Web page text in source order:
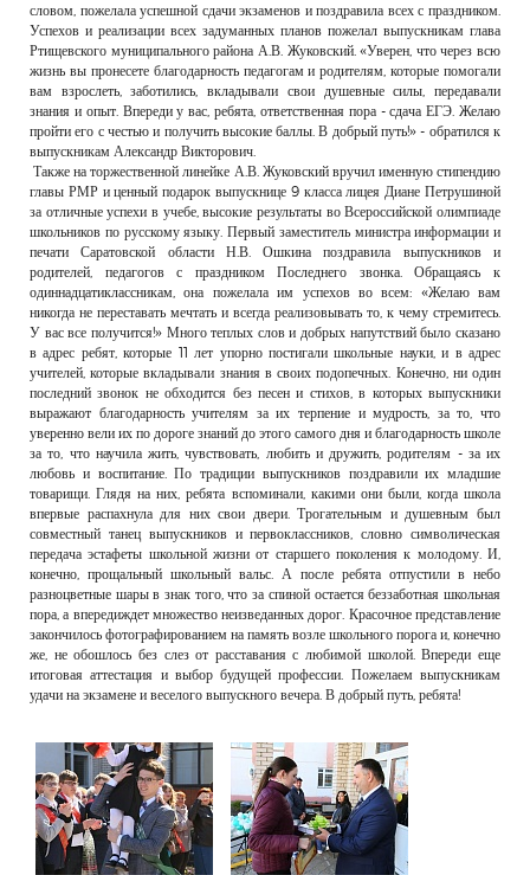
словом, пожелала успешной сдачи экзаменов и поздравила всех с праздником.
Успехов и реализации всех задуманных планов пожелал выпускникам глава
Ртищевского муниципального района А.В. Жуковский. «Уверен, что через всю
жизнь вы пронесете благодарность педагогам и родителям, которые помогали
вам взрослеть, заботились, вкладывали свои душевные силы, передавали
знания и опыт. Впереди у вас, ребята, ответственная пора - сдача ЕГЭ. Желаю
пройти его с честью и получить высокие баллы. В добрый путь!» - обратился к
выпускникам Александр Викторович.
Также на торжественной линейке А.В. Жуковский вручил именную стипендию
главы РМР и ценный подарок выпускнице 9 класса лицея Диане Петрушиной
за отличные успехи в учебе, высокие результаты во Всероссийской олимпиаде
школьников по русскому языку. Первый заместитель министра информации и
печати Саратовской области Н.В. Ошкина поздравила выпускников и
родителей, педагогов с праздником Последнего звонка. Обращаясь к
одиннадцатиклассникам, она пожелала им успехов во всем: «Желаю вам
никогда не переставать мечтать и всегда реализовывать то, к чему стремитесь.
У вас все получится!» Много теплых слов и добрых напутствий было сказано
в адрес ребят, которые 11 лет упорно постигали школьные науки, и в адрес
учителей, которые вкладывали знания в своих подопечных. Конечно, ни один
последний звонок не обходится без песен и стихов, в которых выпускники
выражают благодарность учителям за их терпение и мудрость, за то, что
уверенно вели их по дороге знаний до этого самого дня и благодарность школе
за то, что научила жить, чувствовать, любить и дружить, родителям - за их
любовь и воспитание. По традиции выпускников поздравили их младшие
товарищи. Глядя на них, ребята вспоминали, какими они были, когда школа
впервые распахнула для них свои двери. Трогательным и душевным был
совместный танец выпускников и первоклассников, словно символическая
передача эстафеты школьной жизни от старшего поколения к молодому. И,
конечно, прощальный школьный вальс. А после ребята отпустили в небо
разноцветные шары в знак того, что за спиной остается беззаботная школьная
пора, а впередиждет множество неизведанных дорог. Красочное представление
закончилось фотографированием на память возле школьного порога и, конечно
же, не обошлось без слез от расставания с любимой школой. Впереди еще
итоговая аттестация и выбор будущей профессии. Пожелаем выпускникам
удачи на экзамене и веселого выпускного вечера. В добрый путь, ребята!